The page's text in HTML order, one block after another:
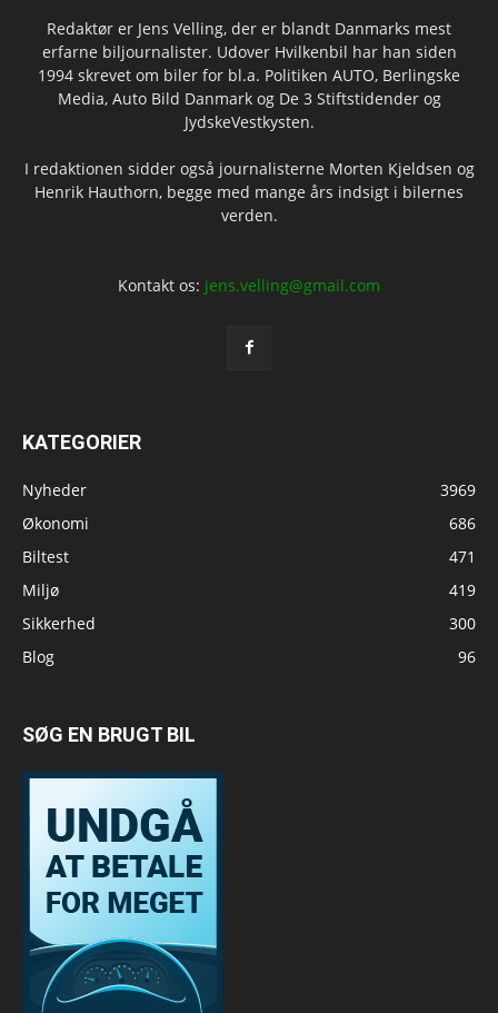
Redaktør er Jens Velling, der er blandt Danmarks mest
erfarne biljournalister. Udover Hvilkenbil har han siden
1994 skrevet om biler for bl.a. Politiken AUTO, Berlingske
Media, Auto Bild Danmark og De 3 Stiftstidender og
JydskeVestkysten.
I redaktionen sidder også journalisterne Morten Kjeldsen og
Henrik Hauthorn, begge med mange års indsigt i bilernes
verden.
Kontakt os: jens.velling@gmail.com
KATEGORIER
Nyheder
3969
Økonomi
686
Biltest
471
Miljø
419
Sikkerhed
300
Blog
96
SØG EN BRUGT BIL